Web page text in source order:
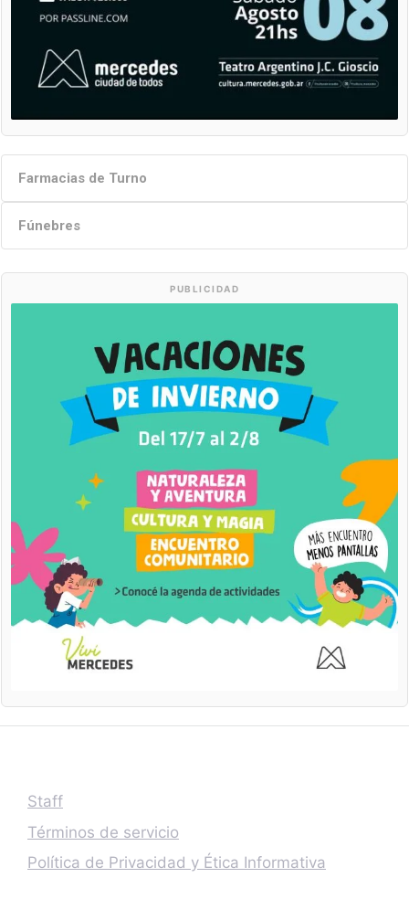
Farmacias de Turno
Fúnebres
PUBLICIDAD
Staff
Términos de servicio
Política de Privacidad y Ética Informativa